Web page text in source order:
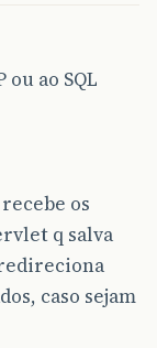
ou ao SQL
os
q salva
caso sejam